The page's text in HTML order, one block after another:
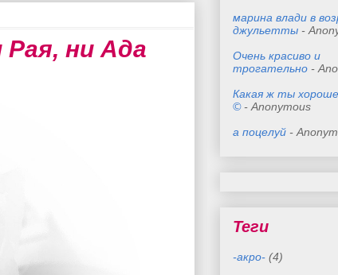
Рая, ни Ада
марина влади в
джульетты -
Очень красиво и
трогательно -
Какая ж ты
©- Anonymous
а поцелуй -
Теги
-акро- (4)